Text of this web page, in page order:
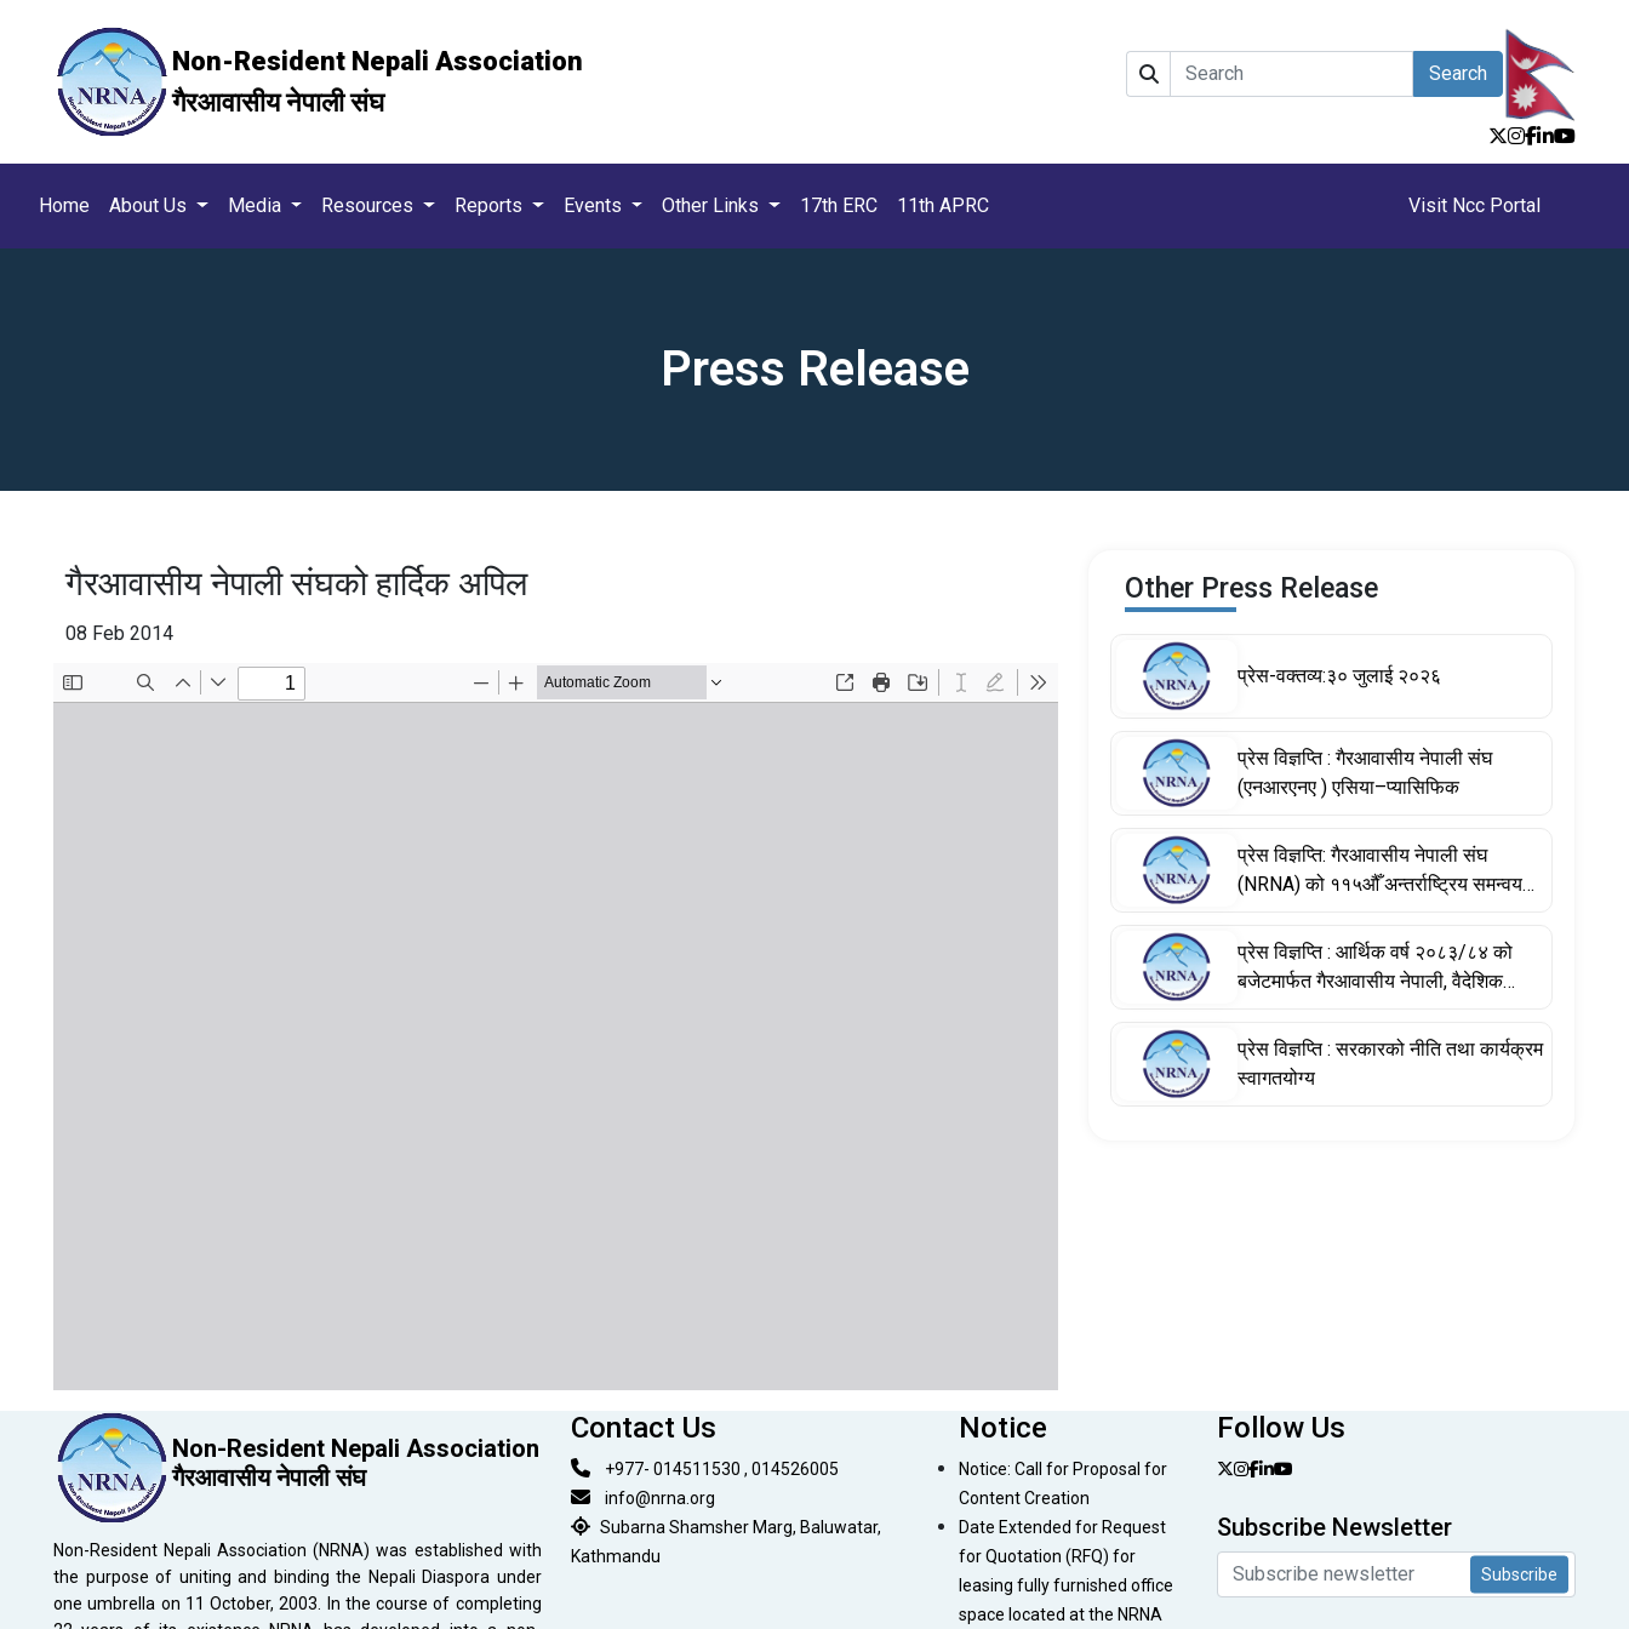
Non-Resident Nepali Association
गैरआवासीय नेपाली संघ
Search
Home About Us Media Resources Reports Events Other Links 17th ERC 11th APRC Visit Ncc Portal
Press Release
गैरआवासीय नेपाली संघको हार्दिक अपिल
08 Feb 2014
Other Press Release
प्रेस-वक्तव्य:३० जुलाई २०२६
प्रेस विज्ञप्ति : गैरआवासीय नेपाली संघ
(एनआरएनए ) एसिया–प्यासिफिक
प्रेस विज्ञप्ति: गैरआवासीय नेपाली संघ
(NRNA) को ११५औँ अन्तर्राष्ट्रिय समन्वय
प्रेस विज्ञप्ति : आर्थिक वर्ष २०८३/८४ को
बजेटमार्फत गैरआवासीय नेपाली, वैदेशिक
फैलिएको नेपाली डायस्पोराको योगदानलाई
सम्बोधन
प्रेस विज्ञप्ति : सरकारको नीति तथा कार्यक्रम
स्वागतयोग्य
Non-Resident Nepali Association
गैरआवासीय नेपाली संघ
Non-Resident Nepali Association (NRNA) was established with
the purpose of uniting and binding the Nepali Diaspora under
one umbrella on 11 October, 2003. In the course of completing
Contact Us
+977- 014511530 , 014526005
info@nrna.org
Subarna Shamsher Marg, Baluwatar,
Kathmandu
Notice
Notice: Call for Proposal for
Content Creation
Date Extended for Request
for Quotation (RFQ) for
leasing fully furnished office
space located at the NRNA
Follow Us
Subscribe Newsletter
Subscribe